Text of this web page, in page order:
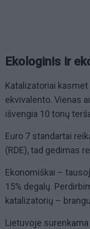
Ekologinis ir
Katalizatoriai
ekvivalento. Vienas
išvengia 10 tonų
Euro 7 standartai
(RDE), tad gedimas
Ekonomiškai –
15% degalų.
katalizatorių –
Lietuvoje